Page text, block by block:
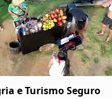
e Turismo Seguro